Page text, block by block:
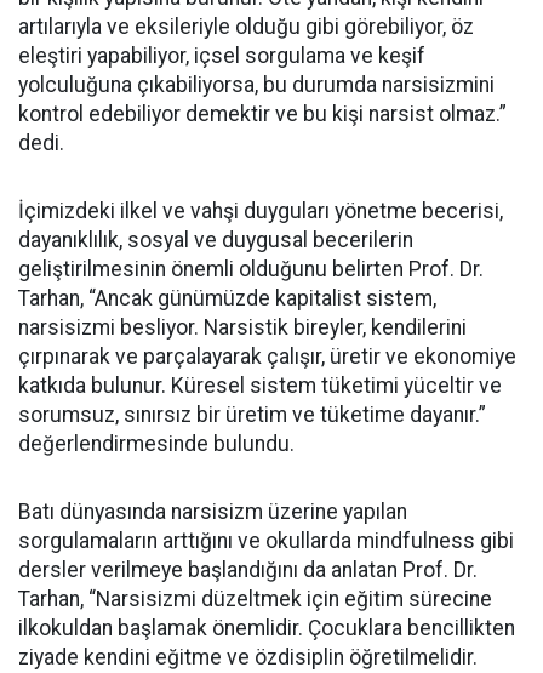
artılarıyla ve eksileriyle olduğu gibi görebiliyor, öz
eleştiri yapabiliyor, içsel sorgulama ve keşif
yolculuğuna çıkabiliyorsa, bu durumda narsisizmini
kontrol edebiliyor demektir ve bu kişi narsist olmaz.”
dedi.
İçimizdeki ilkel ve vahşi duyguları yönetme becerisi,
dayanıklılık, sosyal ve duygusal becerilerin
geliştirilmesinin önemli olduğunu belirten Prof. Dr.
Tarhan, “Ancak günümüzde kapitalist sistem,
narsisizmi besliyor. Narsistik bireyler, kendilerini
çırpınarak ve parçalayarak çalışır, üretir ve ekonomiye
katkıda bulunur. Küresel sistem tüketimi yüceltir ve
sorumsuz, sınırsız bir üretim ve tüketime dayanır.”
değerlendirmesinde bulundu.
Batı dünyasında narsisizm üzerine yapılan
sorgulamaların arttığını ve okullarda mindfulness gibi
dersler verilmeye başlandığını da anlatan Prof. Dr.
Tarhan, “Narsisizmi düzeltmek için eğitim sürecine
ilkokuldan başlamak önemlidir. Çocuklara bencillikten
ziyade kendini eğitme ve özdisiplin öğretilmelidir.